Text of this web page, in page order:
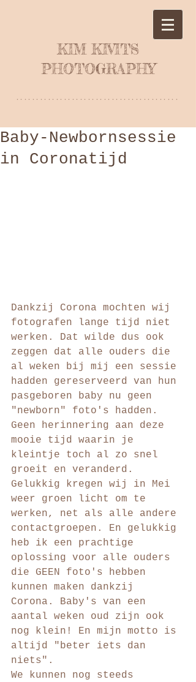
KIM KIVITS
PHOTOGRAPHY
*****************************************
Baby-Newbornsessie
in Coronatijd
Dankzij Corona mochten wij
fotografen lange tijd niet
werken. Dat wilde dus ook
zeggen dat alle ouders die
al weken bij mij een sessie
hadden gereserveerd van hun
pasgeboren baby nu geen
"newborn" foto's hadden.
Geen herinnering aan deze
mooie tijd waarin je
kleintje toch al zo snel
groeit en veranderd.
Gelukkig kregen wij in Mei
weer groen licht om te
werken, net als alle andere
contactgroepen. En gelukkig
heb ik een prachtige
oplossing voor alle ouders
die GEEN foto's hebben
kunnen maken dankzij
Corona. Baby's van een
aantal weken oud zijn ook
nog klein! En mijn motto is
altijd "beter iets dan
niets".
We kunnen nog steeds